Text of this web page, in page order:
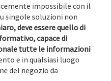
impossibile con il
singole soluzioni non
deve essere quello di
capace di
tutte le informazioni
e in qualsiasi luogo
del negozio da